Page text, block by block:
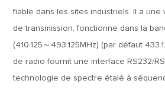
fiable dans les sites industriels. Il a
de transmission, fonctionne dans la
(410.125～493.125MHz) (par défaut
de radio fournit une interface RS232/
technologie de spectre étalé à